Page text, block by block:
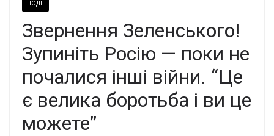
ПОДІЇ
Звернення Зеленського!
Зупиніть Росію — поки не
почалися інші війни. “Це
є велика боротьба і ви це
можете”